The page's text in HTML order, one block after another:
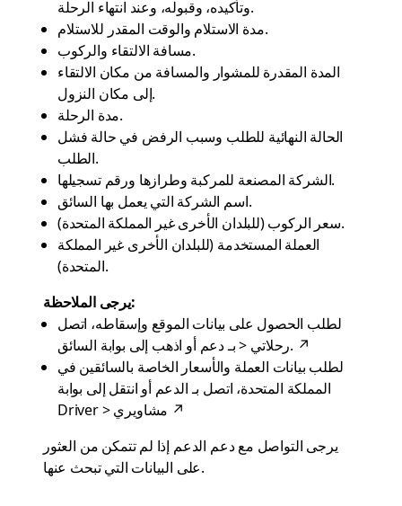
وتأكيده، وقبوله، وعند انتهاء الرحلة.
مدة الاستلام والوقت المقدر للاستلام.
مسافة الالتقاء والركوب.
المدة المقدرة للمشوار والمسافة من مكان الالتقاء
إلى مكان النزول.
مدة الرحلة.
الحالة النهائية للطلب وسبب الرفض في حالة فشل
الطلب.
الشركة المصنعة للمركبة وطرازها ورقم تسجيلها.
اسم الشركة التي يعمل بها السائق.
سعر الركوب (للبلدان الأخرى غير المملكة المتحدة).
العملة المستخدمة (للبلدان الأخرى غير المملكة
المتحدة).
يرجى الملاحظة:
لطلب الحصول على بيانات الموقع وإسقاطه، اتصل
بـدعم أو اذهب إلى بوابة السائق > رحلاتي. ↗
لطلب بيانات العملة والأسعار الخاصة بالسائقين في
المملكة المتحدة، اتصل بـالدعم أو انتقل إلى بوابة
Driver > مشاويري ↗
يرجى التواصل مع دعم الدعم إذا لم تتمكن من العثور
على البيانات التي تبحث عنها.